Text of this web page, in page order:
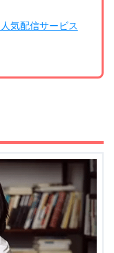
気配信サービス